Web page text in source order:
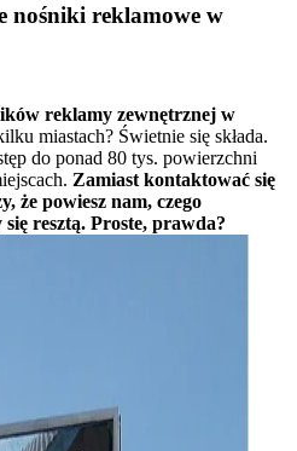
nośniki reklamowe w
reklamy zewnętrznej w
miastach? Świetnie się składa.
do ponad 80 tys. powierzchni
Zamiast kontaktować się
że powiesz nam, czego
resztą. Proste, prawda?